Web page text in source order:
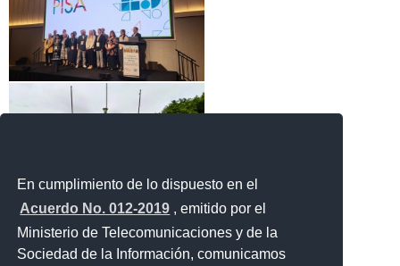
En cumplimiento de lo dispuesto en el
Acuerdo No. 012-2019 , emitido por el
Ministerio de Telecomunicaciones y de la
Sociedad de la Información, comunicamos